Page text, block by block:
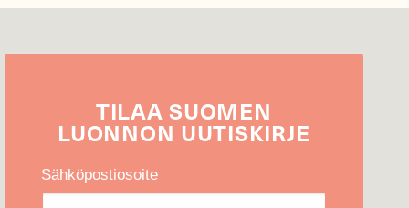
TILAASUOMEN
LUONNON UUTIS­KIRJE
Sähköpostiosoite